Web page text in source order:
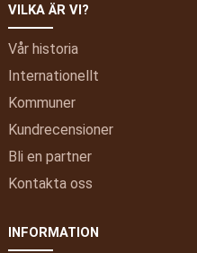
VILKA ÄR VI?
Vår historia
Internationellt
Kommuner
Kundrecensioner
Bli en partner
Kontakta oss
INFORMATION